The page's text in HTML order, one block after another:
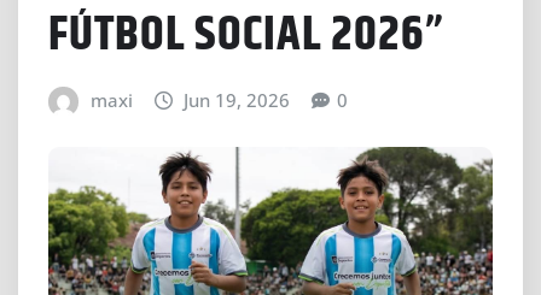
FÚTBOL SOCIAL 2026”
maxi Jun 19, 2026 0